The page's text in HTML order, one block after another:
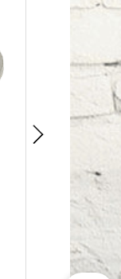
3/4 В (10/30)